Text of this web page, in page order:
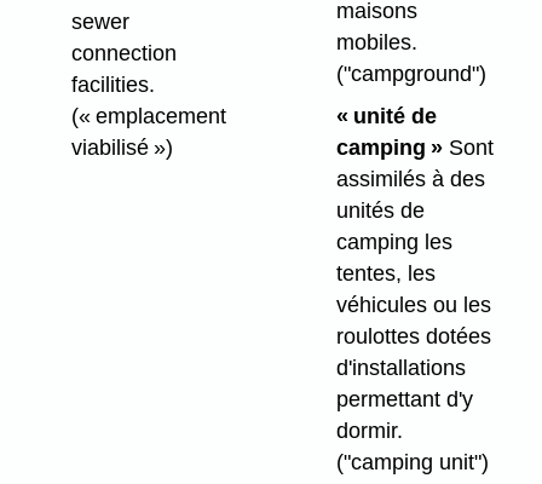
sewer
connection
facilities.
(« emplacement
viabilisé »)
maisons
mobiles.
("campground")
« unité de
camping »Sont
assimilés à des
unités de
camping les
tentes, les
véhicules ou les
roulottes dotées
d'installations
permettant d'y
dormir.
("camping unit")